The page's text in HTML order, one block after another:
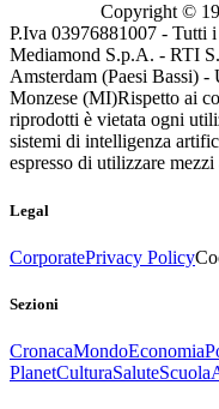
Copyright ©
P.Iva 03976881007 - Tutti
Mediamond S.p.A. - RTI
Amsterdam (Paesi Bassi)
Monzese (MI)Rispetto ai
riprodotti è vietata ogni
sistemi di intelligenza
espresso di utilizzare
Legal
CorporatePrivacy Policy
Sezioni
CronacaMondoEconomia
PlanetCulturaSaluteScuola